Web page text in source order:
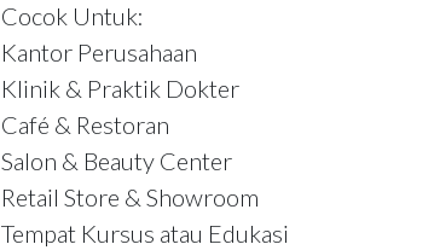
Cocok Untuk:
Kantor Perusahaan
Klinik & Praktik Dokter
Café & Restoran
Salon & Beauty Center
Retail Store & Showroom
Tempat Kursus atau Edukasi